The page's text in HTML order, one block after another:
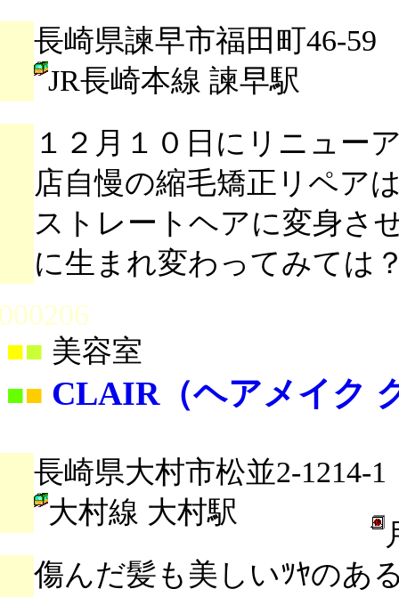
長崎県諫早市福田町46-59
JR長崎本線 諫早駅
１２月１０日にリニュー
店自慢の縮毛矯正リペア
ストレートヘアに変身さ
に生まれ変わってみては
■ 美容室
■■ CLAIR（ヘアメイク
長崎県大村市松並2-1214-1
大村線 大村駅
傷んだ髪も美しいﾂﾔのあ